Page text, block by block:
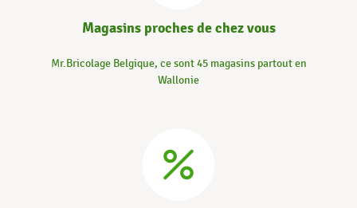
Magasins proches de chez vous
Mr.Bricolage Belgique, ce sont 45 magasins partout en
Wallonie